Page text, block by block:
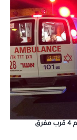
مروع… مصرع رجل إثر تعرضه للدهس على شارع رقم 4 قرب مفرق